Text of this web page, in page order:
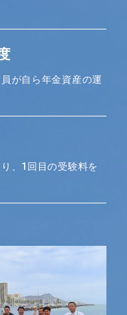
が自ら年金資産の運
、1回目の受験料を